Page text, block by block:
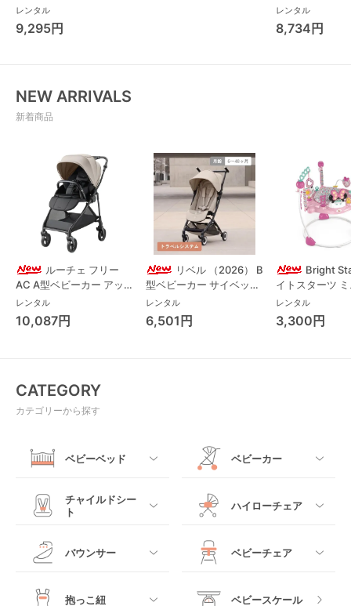
(Combi)
レンタル
9,295円
Long スリープ
コンビ(Combi)
チェア・ベビー
レンタル
8,734円
NEW ARRIVALS
新着商品
ルーチェ フリー
AC A型ベビーカー アッ
プリカ(Aprica) A型ベビ
ーカー アップリカ
(Aprica)
レンタル
10,087円
リベル （2026） B
型ベビーカー サイベック
ス(cybex)
レンタル
6,501円
Bright
イトスターツ
ス フォーエバ
レンド ジャン
パルー キッズ
レンタル
3,300円
CATEGORY
カテゴリーから探す
ベビーベッド
すべて
レギュラーサイズベビ
ベビーカー
すべて
チャイルドシー
ト
すべて
ハイローチェア
すべて
バウンサー
すべて
ベビーチェア
すべて
抱っこ紐 ベビースケール